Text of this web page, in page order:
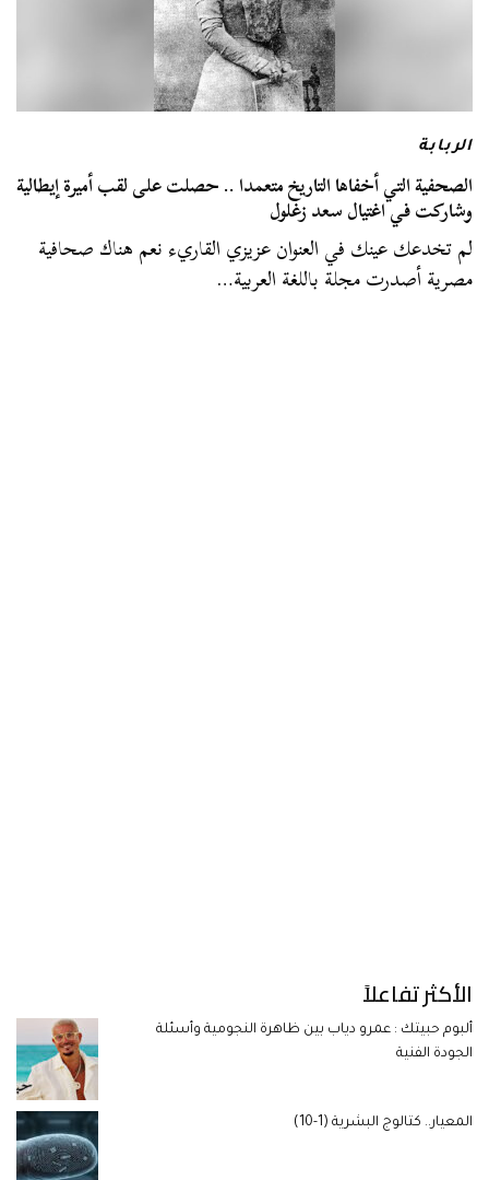
الربابة
الصحفية التي أخفاها التاريخ متعمدا .. حصلت على لقب أميرة إيطالية
وشاركت في اغتيال سعد زغلول
لم تخدعك عينك في العنوان عزيزي القاريء نعم هناك صحافية
مصرية أصدرت مجلة باللغة العربية…
الأكثر تفاعلاً
ألبوم حبيتك : عمرو دياب بين ظاهرة النجومية وأسئلة
الجودة الفنية
المعيار.. كتالوج البشرية (1-10)